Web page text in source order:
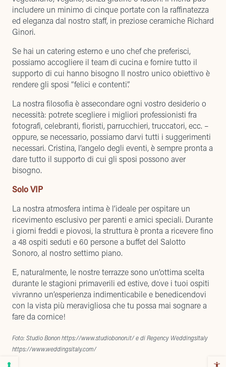
includere un minimo di cinque portate con la raffinatezza
ed eleganza dal nostro staff, in preziose ceramiche Richard
Ginori.
Se hai un catering esterno e uno chef che preferisci,
possiamo accogliere il team di cucina e fornire tutto il
supporto di cui hanno bisogno Il nostro unico obiettivo è
rendere gli sposi “felici e contenti”.
La nostra filosofia è assecondare ogni vostro desiderio o
necessità: potrete scegliere i migliori professionisti fra
fotografi, celebranti, fioristi, parrucchieri, truccatori, ecc. –
oppure, se necessario, possiamo darvi tutti i suggerimenti
necessari. Cristina, l’angelo degli eventi, è sempre pronta a
dare tutto il supporto di cui gli sposi possono aver
bisogno.
Solo VIP
La nostra atmosfera intima è l’ideale per ospitare un
ricevimento esclusivo per parenti e amici speciali. Durante
i giorni freddi e piovosi, la struttura è pronta a ricevere fino
a 48 ospiti seduti e 60 persone a buffet del Salotto
Sonoro, al nostro settimo piano.
E, naturalmente, le nostre terrazze sono un’ottima scelta
durante le stagioni primaverili ed estive, dove i tuoi ospiti
vivranno un’esperienza indimenticabile e benedicendovi
con la vista più meravigliosa che tu possa mai sognare a
fare da cornice!
Foto: Studio Bonon https://www.studiobonon.it/ e di Regency WeddingsItaly
https://www.weddingsitaly.com/